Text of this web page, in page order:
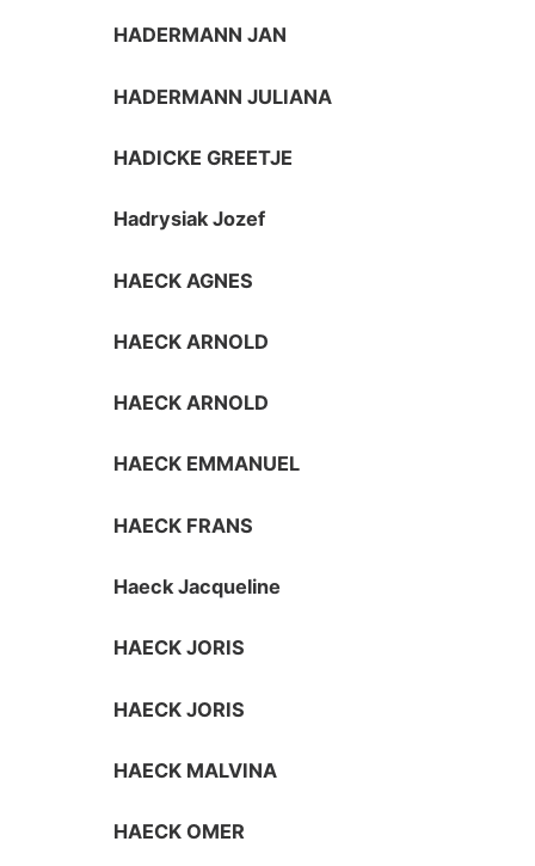
HADERMANN JAN
HADERMANN JULIANA
HADICKE GREETJE
Hadrysiak Jozef
HAECK AGNES
HAECK ARNOLD
HAECK ARNOLD
HAECK EMMANUEL
HAECK FRANS
Haeck Jacqueline
HAECK JORIS
HAECK JORIS
HAECK MALVINA
HAECK OMER